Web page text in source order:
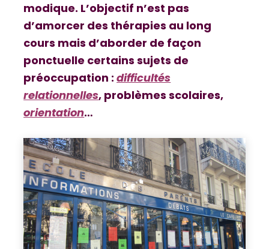
modique. L’objectif n’est pas
d’amorcer des thérapies au long
cours mais d’aborder de façon
ponctuelle certains sujets de
préoccupation :difficultés
relationnelles, problèmes scolaires,
orientation…